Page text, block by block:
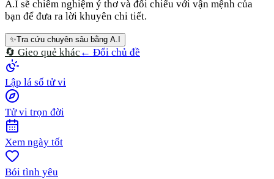
A.I sẽ chiêm nghiệm ý thơ và đối chiếu với vận mệnh của
bạn để đưa ra lời khuyên chi tiết.
✨Tra cứu chuyên sâu bằng A.I
🔄 Gieo quẻ khác ← Đổi chủ đề
Lập lá số tử vi
Tử vi trọn đời
Xem ngày tốt
Bói tình yêu